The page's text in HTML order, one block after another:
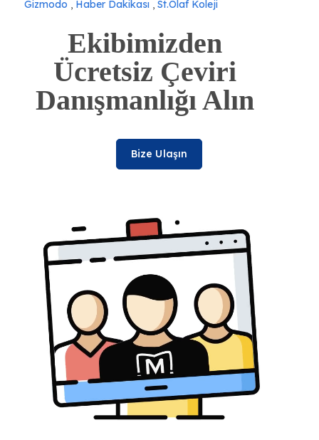
Gizmodo , Haber Dakikası , St.Olaf Koleji
Ekibimizden
Ücretsiz Çeviri
Danışmanlığı Alın
Bize Ulaşın